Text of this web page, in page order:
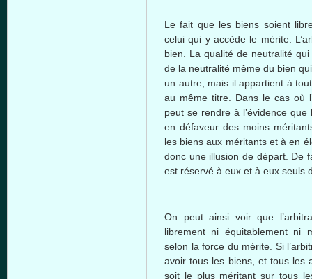
Le fait queles biens soient
celui qui y accèdele mérite.
bien . La qualité de neutralité qui
de la neutralité même du bien
un autre, mais il appartient à
au même titre Dans le cas où
peut se rendre à l’évidence que
endéfaveur des moins
les biens aux méritantsetà en
donc uneillusion de départ. De
est réservé à eux et à eux seuls
On peut ainsi voir que
librement ni équitablement ni
selon la force du mérite . Si
avoir tous les biens, ettous les
soit le plus méritant sur tous